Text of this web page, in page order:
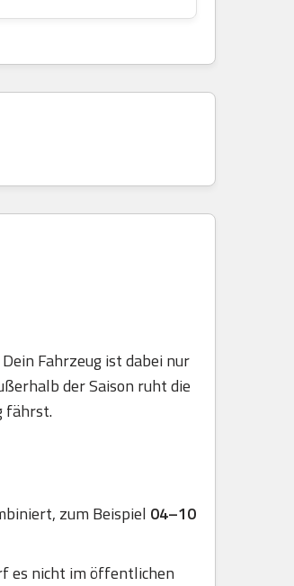
Fahrzeug ist dabei nur
der Saison ruht die
fährst.
zum Beispiel 04–10
es nicht im öffentlichen